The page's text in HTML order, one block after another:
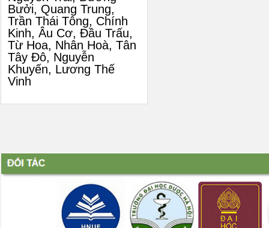
Bưởi, Quang Trung,
Trần Thái Tông, Chính
Kinh, Âu Cơ, Đầu Trấu,
Từ Hoa, Nhân Hoà, Tân
Tây Đô, Nguyễn
Khuyến, Lương Thế
Vinh